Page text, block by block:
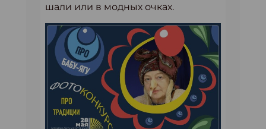
шали или в модных очках.